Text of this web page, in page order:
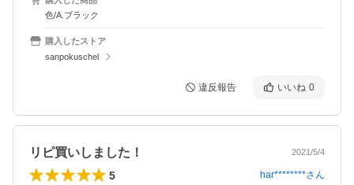
色/A.ブラック
購入したストア
sanpokuschel
違反報告 いいね 0
リピ買いしました！ 2021/5/4
5 har********さん